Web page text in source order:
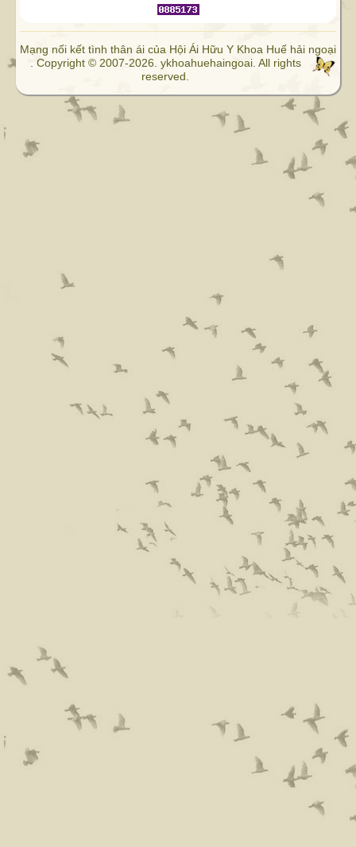
Mạng nối kết tình thân ái của Hội Ái Hữu Y Khoa Huế hải ngoại
. Copyright © 2007-2026. ykhoahuehaingoai. All rights
reserved.